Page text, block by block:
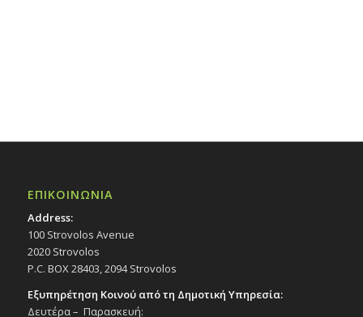
ΕΠΙΚΟΙΝΩΝΙΑ
Address:
100 Strovolos Avenue
2020 Strovolos
P.C. BOX 28403, 2094 Strovolos
Εξυπηρέτηση Κοινού από τη Δημοτική Υπηρεσία:
Δευτέρα – Παρασκευή: